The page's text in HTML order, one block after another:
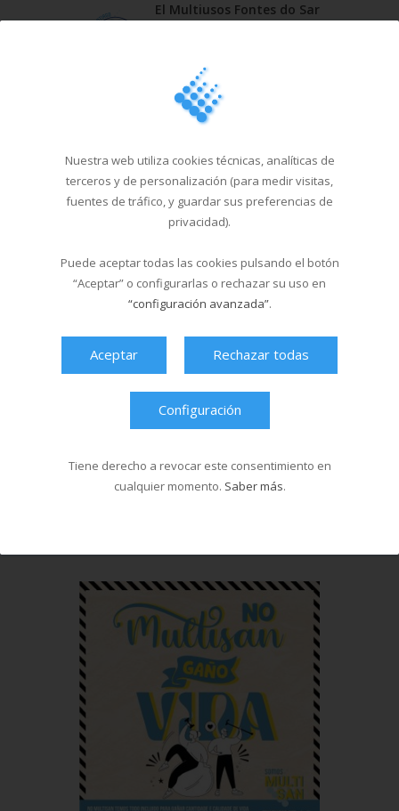
El Multiusos Fontes do Sar
y Santa Isabe...
Campus Sar verano 2026
29/04/2026
Cursos de natación en
Santa Isabel del 1...
18/03/2026
Última hora
Nuestra web utiliza cookies técnicas, analíticas de
terceros y de personalización (para medir visitas,
fuentes de tráfico, y guardar sus preferencias de
privacidad).
Puede aceptar todas las cookies pulsando el botón
“Aceptar” o configurarlas o rechazar su uso en
“configuración avanzada”.
Aceptar Rechazar todas
Configuración
Tiene derecho a revocar este consentimiento en
cualquier momento. Saber más.